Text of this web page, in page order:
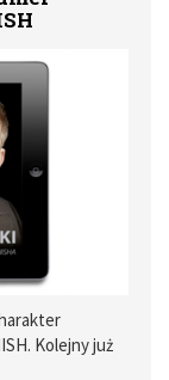
do Spotify
aktualizacja,
AV z serii
Kolejny już